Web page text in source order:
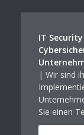
IT
| Wir sind
Sie einen